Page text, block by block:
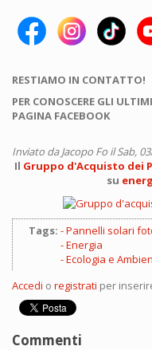
RESTIAMO IN CONTATTO!
PER CONOSCERE GLI
PAGINA FACEBOOK
Inviato daJacopo Fo il Sab,
Il Gruppo d'Acquisto dei
su
Tags:
Pannelli solari
Energia
Ecologia e
Accedi o registrati per
Commenti